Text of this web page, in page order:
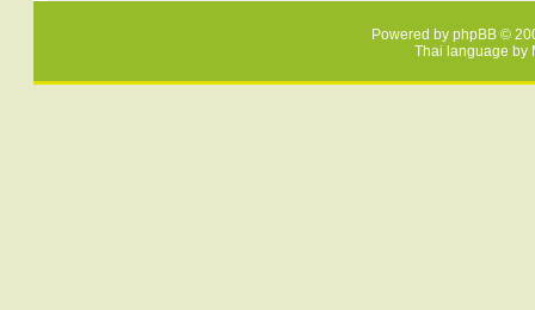
Powered by phpBB ©
Thai language by